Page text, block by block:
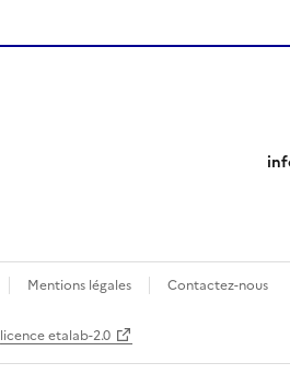
Mentions légales Contactez-nous
licence etalab-2.0